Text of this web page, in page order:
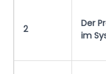
2
Der
im